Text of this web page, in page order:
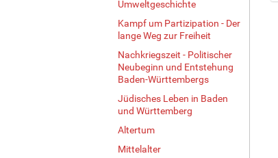
Umweltgeschichte
Kampf um Partizipation - Der
lange Weg zur Freiheit
Nachkriegszeit - Politischer
Neubeginn und Entstehung
Baden-Württembergs
Jüdisches Leben in Baden
und Württemberg
Altertum
Mittelalter